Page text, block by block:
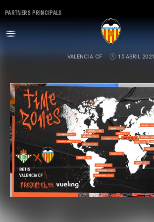
PARTNERS PRINCIPALS
VALENCIA CF 15 ABRIL 2021